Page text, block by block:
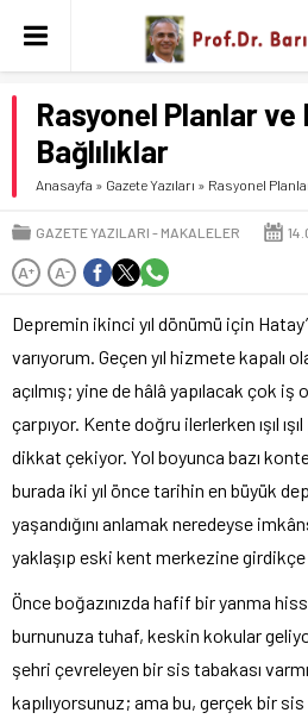
Rasyonel Planlar ve
Bağlılıklar
Anasayfa » Gazete Yazıları » Rasyonel
GAZETE YAZILARI MAKALELER
A+ A-
Depremin ikinci yıl dönümü için
varıyorum. Geçen yıl hizmete kapalı
açılmış; yine de hâlâ yapılacak çok iş
çarpıyor. Kente doğru ilerlerken ışıl
dikkat çekiyor. Yol boyunca bazı
burada iki yıl önce tarihin en büyük
yaşandığını anlamak neredeyse
yaklaşıp eski kent merkezine
Önce boğazınızda hafif bir yanma
burnunuza tuhaf, keskin kokular
şehri çevreleyen bir sis tabakası
kapılıyorsunuz; ama bu, gerçek bir